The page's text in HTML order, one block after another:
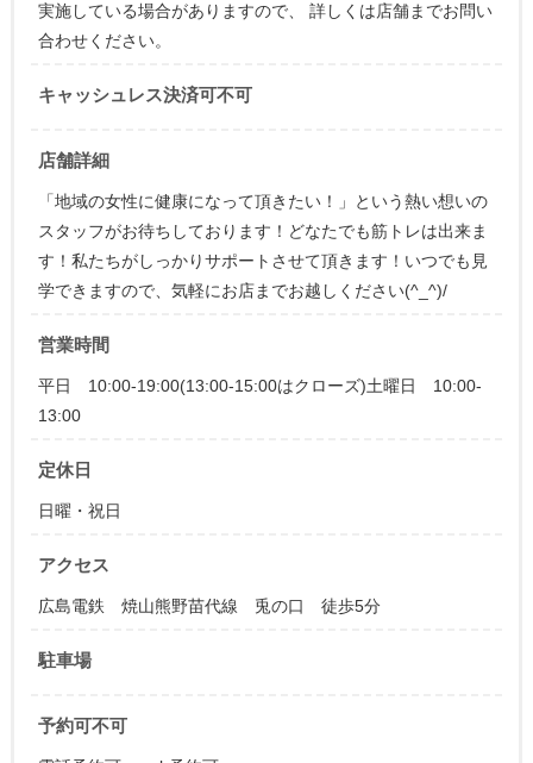
実施している場合がありますので、 詳しくは店舗までお問い
合わせください。
キャッシュレス決済可不可
店舗詳細
「地域の女性に健康になって頂きたい！」という熱い想いの
スタッフがお待ちしております！どなたでも筋トレは出来ま
す！私たちがしっかりサポートさせて頂きます！いつでも見
学できますので、気軽にお店までお越しください(^_^)/
営業時間
平日 10:00-19:00(13:00-15:00はクローズ)土曜日 10:00-
13:00
定休日
日曜・祝日
アクセス
広島電鉄 焼山熊野苗代線 兎の口 徒歩5分
駐車場
予約可不可